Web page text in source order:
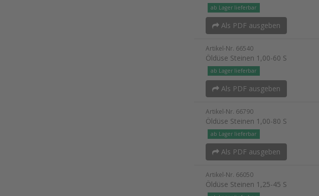
ab Lager lieferbar
Als PDF ausgeben
Artikel-Nr. 66540
Öldüse Steinen 1,00-60 S
ab Lager lieferbar
Als PDF ausgeben
Artikel-Nr. 66790
Öldüse Steinen 1,00-80 S
ab Lager lieferbar
Als PDF ausgeben
Artikel-Nr. 66050
Öldüse Steinen 1,25-45 S